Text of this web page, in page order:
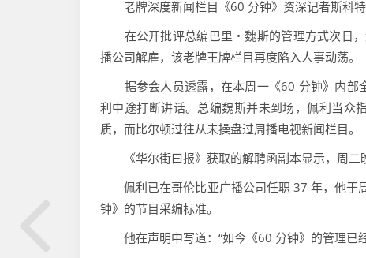
老牌深度新闻栏目《60 分钟》资深记者斯科特
在公开批评总编巴里・魏斯的管理方式次日，
播公司解雇，该老牌王牌栏目再度陷入人事动荡。
据参会人员透露，在本周一《60 分钟》内部
利中途打断讲话。总编魏斯并未到场，佩利当众
质，而比尔顿过往从未操盘过周播电视新闻栏目。
《华尔街曰报》获取的解聘函副本显示，周二
佩利已在哥伦比亚广播公司任职 37 年，他于
钟》的节目采编标准。
他在声明中写道：“如今《60 分钟》的管理已